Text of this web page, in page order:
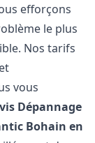
efforçons
le plus
Nos tarifs
vous
Dépannage
Bohain en